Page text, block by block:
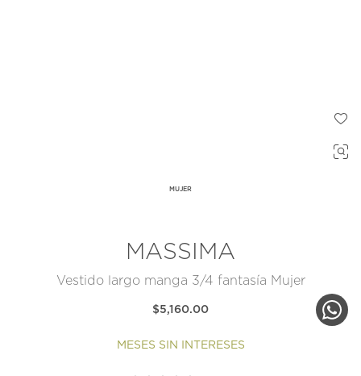
MUJER
MASSIMA
Vestido largo manga 3/4 fantasía Mujer
$5,160.00
MESES SIN INTERESES